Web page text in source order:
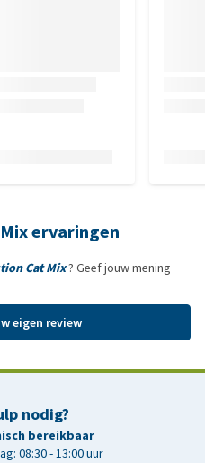
ervaringen
Cat Mix? Geef jouw mening
eigen review
nodig?
bereikbaar
08:30 - 13:00 uur